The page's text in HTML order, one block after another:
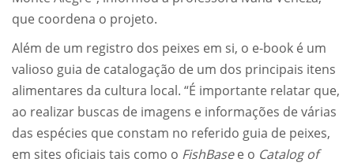
que coordena o projeto.
Além de um registro dos peixes em si, o e-book é um
valioso guia de catalogação de um dos principais itens
alimentares da cultura local. “É importante relatar que,
ao realizar buscas de imagens e informações de várias
das espécies que constam no referido guia de peixes,
em sites oficiais tais como o FishBasee o Catalog of